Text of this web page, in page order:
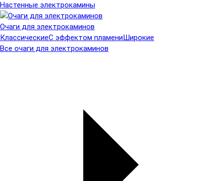
Настенные электрокамины
Очаги для электрокаминов
КлассическиеС эффектом пламениШирокие
Все очаги для электрокаминов